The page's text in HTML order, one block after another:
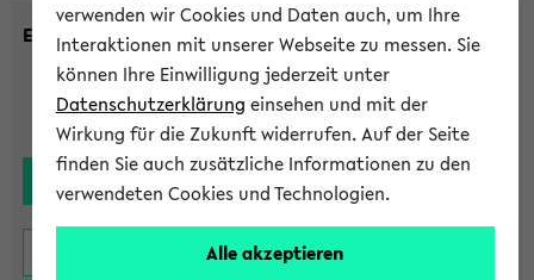
Einrichtung:
verwenden wir Cookies und Daten auch, um Ihre
Interaktionen mit unserer Webseite zu messen. Sie
können Ihre Einwilligung jederzeit unter
Datenschutzerklärung einsehen und mit der
Wirkung für die Zukunft widerrufen. Auf der Seite
finden Sie auch zusätzliche Informationen zu den
verwendeten Cookies und Technologien.
Alle akzeptieren